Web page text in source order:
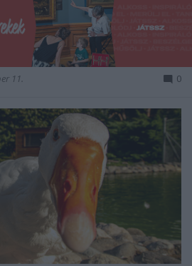
11. 0